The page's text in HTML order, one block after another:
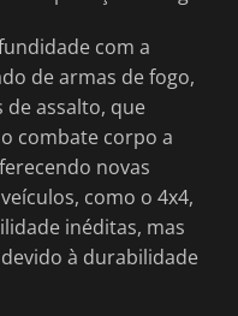
com a
de armas de fogo,
de assalto, que
combate corpo a
novas
como o 4x4,
inéditas, mas
à durabilidade